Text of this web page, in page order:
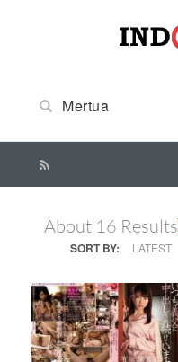
About 16 Results
SORT BY: LATEST